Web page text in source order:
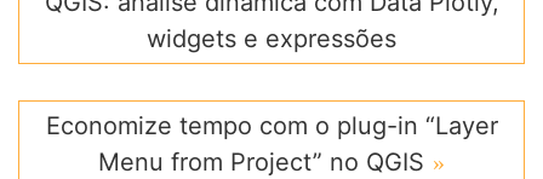
widgets e expressões
Economize tempo com o plug-in “Layer
Menu from Project” no QGIS